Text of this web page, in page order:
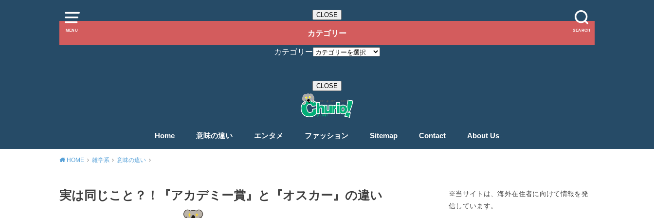
MENU
CLOSE
カテゴリー
カテゴリー
CLOSE
SEARCH
Home 意味の違い エンタメ ファッション Sitemap Contact About Us
HOME 雑学系 意味の違い
実は同じこと？！『アカデミー賞』と『オスカー』の違い
※当サイトは、海外在住者に向けて情報を発
信しています。